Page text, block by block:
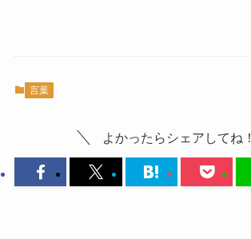
言葉
よかったらシェアしてね！